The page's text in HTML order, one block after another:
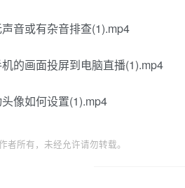
音或有杂音排查(1).mp4
的画面投屏到电脑直播(1).mp4
像如何设置(1).mp4
者所有，未经允许请勿转载。